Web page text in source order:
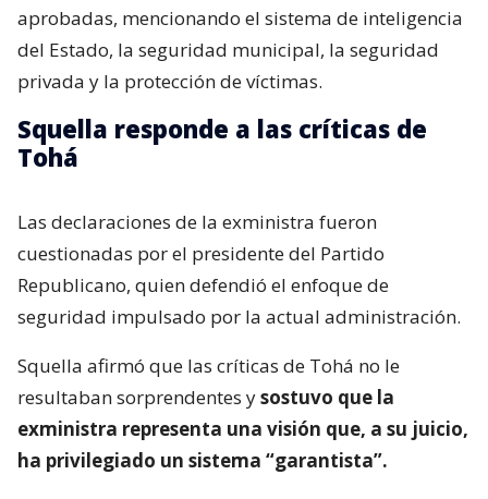
aprobadas, mencionando el sistema de inteligencia
del Estado, la seguridad municipal, la seguridad
privada y la protección de víctimas.
Squella responde a las críticas de
Tohá
Las declaraciones de la exministra fueron
cuestionadas por el presidente del Partido
Republicano, quien defendió el enfoque de
seguridad impulsado por la actual administración.
Squella afirmó que las críticas de Tohá no le
resultaban sorprendentes ysostuvo que la
exministra representa una visión que, a su juicio,
ha privilegiado un sistema “garantista”.